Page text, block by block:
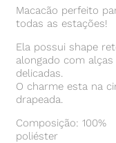
Macacão perfeito
todas as estações!
Ela possui shape
alongado com
delicadas.
O charme esta na
drapeada.
Composição: 100%
poliéster